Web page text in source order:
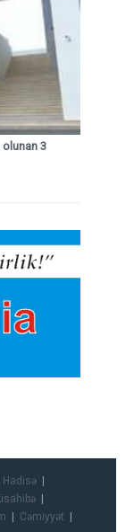
3
Hadisə
Cəmiyyət